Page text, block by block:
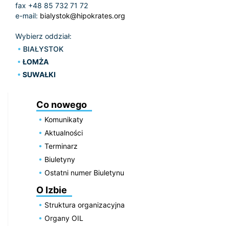
fax +48 85 732 71 72
e-mail: bialystok@hipokrates.org
Wybierz oddział:
BIAŁYSTOK
ŁOMŻA
SUWAŁKI
Co nowego
Komunikaty
Aktualności
Terminarz
Biuletyny
Ostatni numer Biuletynu
O Izbie
Struktura organizacyjna
Organy OIL